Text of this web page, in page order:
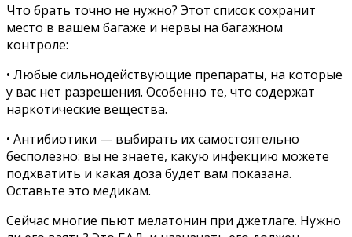
Что брать точно не нужно? Этот список сохранит
место в вашем багаже и нервы на багажном
контроле:
• Любые сильнодействующие препараты, на которые
у вас нет разрешения. Особенно те, что содержат
наркотические вещества.
• Антибиотики — выбирать их самостоятельно
бесполезно: вы не знаете, какую инфекцию можете
подхватить и какая доза будет вам показана.
Оставьте это медикам.
Сейчас многие пьют мелатонин при джетлаге. Нужно